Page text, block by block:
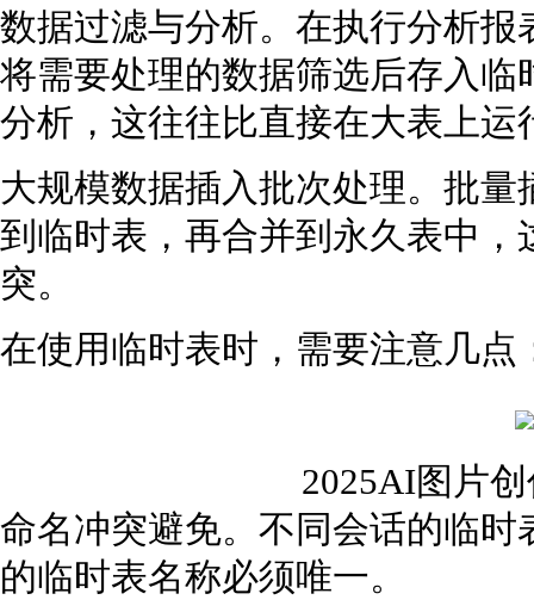
数据过滤与分析。在执行分析
将需要处理的数据筛选后存入
分析，这往往比直接在大表上运
大规模数据插入批次处理。批
到临时表，再合并到永久表中
突。
在使用临时表时，需要注意几点
2025AI图片
命名冲突避免。不同会话的临
的临时表名称必须唯一。